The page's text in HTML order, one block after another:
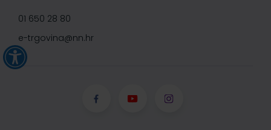
01 650 28 80
e-trgovina@nn.hr